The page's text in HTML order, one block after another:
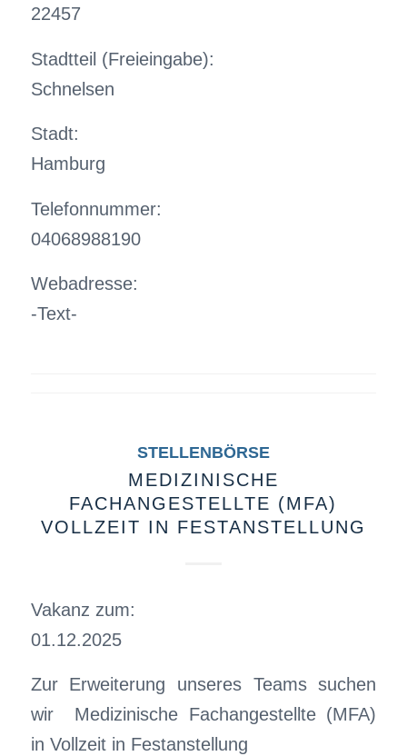
22457
Stadtteil (Freieingabe):
Schnelsen
Stadt:
Hamburg
Telefonnummer:
04068988190
Webadresse:
-Text-
STELLENBÖRSE
MEDIZINISCHE
FACHANGESTELLTE (MFA)
VOLLZEIT IN FESTANSTELLUNG
Vakanz zum:
01.12.2025
Zur Erweiterung unseres Teams suchen
wir Medizinische Fachangestellte (MFA)
in Vollzeit in Festanstellung